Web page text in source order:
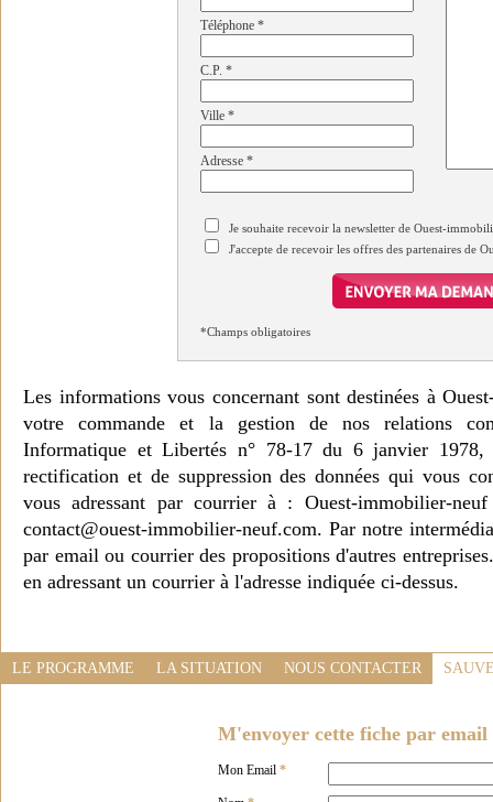
Téléphone *
C.P. *
Ville *
Adresse *
Je souhaite recevoir la newsletter de Ouest-
J'accepte de recevoir les offres des partenaires de
*Champs obligatoires
Les informations vous concernant sont destinées à
votre commande et la gestion de nos relations
Informatique et Libertés n° 78-17 du 6 janvier 1978,
rectification et de suppression des données qui vous
vous adressant par courrier à : Ouest-immobilier-
contact@ouest-immobilier-neuf.com. Par notre
par email ou courrier des propositions d'autres
en adressant un courrier à l'adresse indiquée ci-dessus.
LE PROGRAMME LA SITUATION NOUS CONTACTER
M'envoyer cette fiche par email
Mon Email *